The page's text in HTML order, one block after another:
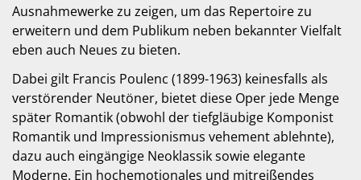
Ausnahmewerke zu zeigen, um das Repertoire zu
erweitern und dem Publikum neben bekannter Vielfalt
eben auch Neues zu bieten.
Dabei gilt Francis Poulenc (1899-1963) keinesfalls als
verstörender Neutöner, bietet diese Oper jede Menge
später Romantik (obwohl der tiefgläubige Komponist
Romantik und Impressionismus vehement ablehnte),
dazu auch eingängige Neoklassik sowie elegante
Moderne. Ein hochemotionales und mitreißendes